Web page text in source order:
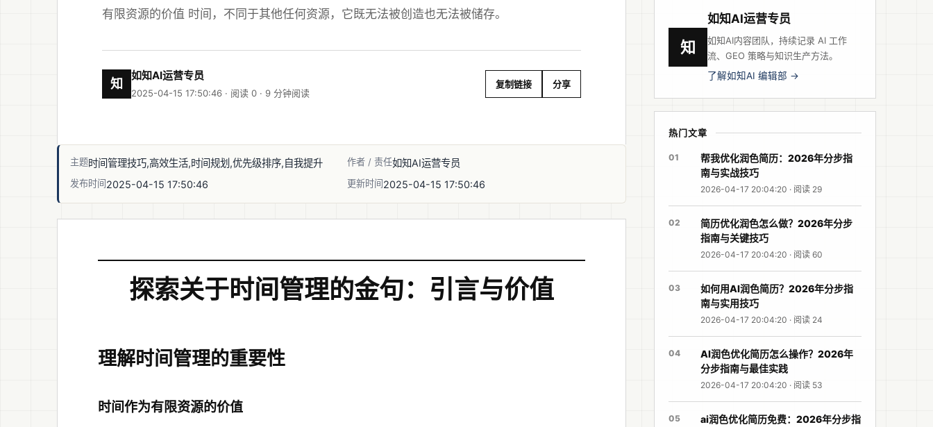
有限资源的价值 时间，不同于其他任何资源，它既无法被创造也无法被储存。
知
如知AI运营专员
2025-04-15 17:50:46 · 阅读 0 · 9 分钟阅读
复制链接 分享
主题时间管理技巧,高效生活,时间规划,优先级排序,自我提升 作者 / 责任如知AI运营专员
发布时间2025-04-15 17:50:46 更新时间2025-04-15 17:50:46
探索关于时间管理的金句：引言与价值
理解时间管理的重要性
时间作为有限资源的价值
知
如知AI运营专员
如知AI内容团队，持续记录 AI 工作
流、GEO 策略与知识生产方法。
了解如知AI 编辑部 →
热门文章
01
帮我优化润色简历：2026年分步指
南与实战技巧
2026-04-17 20:04:20 · 阅读 29
02
简历优化润色怎么做？2026年分步
指南与关键技巧
2026-04-17 20:04:20 · 阅读 60
03
如何用AI润色简历？2026年分步指
南与实用技巧
2026-04-17 20:04:20 · 阅读 24
04
AI润色优化简历怎么操作？2026年
分步指南与最佳实践
2026-04-17 20:04:20 · 阅读 53
05
ai润色优化简历免费：2026年分步指